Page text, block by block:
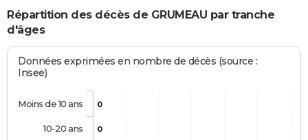
Répartition des décès de GRUMEAU par tranche
d'âges
Données exprimées en nombre de décès (source :
Insee)
0
0
Moins de 10 ans
10-20 ans